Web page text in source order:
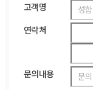
고객명
연락처
문의내용